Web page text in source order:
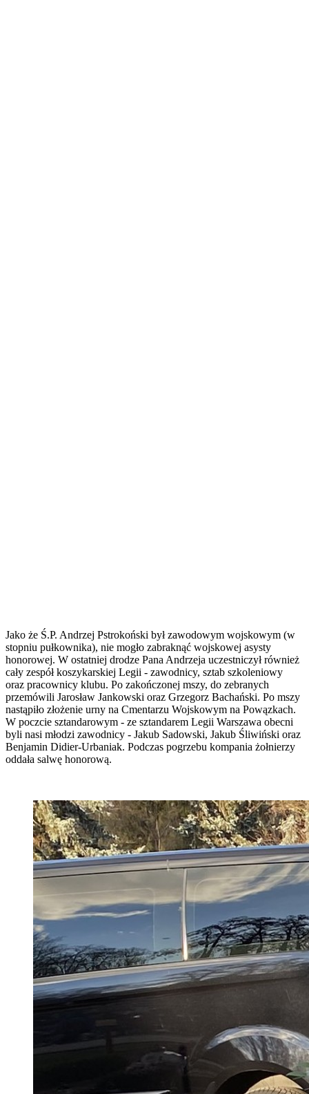
Jako że Ś.P. Andrzej Pstrokoński był zawodowym wojskowym (w
stopniu pułkownika), nie mogło zabraknąć wojskowej asysty
honorowej. W ostatniej drodze Pana Andrzeja uczestniczył również
cały zespół koszykarskiej Legii - zawodnicy, sztab szkoleniowy
oraz pracownicy klubu. Po zakończonej mszy, do zebranych
przemówili Jarosław Jankowski oraz Grzegorz Bachański. Po mszy
nastąpiło złożenie urny na Cmentarzu Wojskowym na Powązkach.
W poczcie sztandarowym - ze sztandarem Legii Warszawa obecni
byli nasi młodzi zawodnicy - Jakub Sadowski, Jakub Śliwiński oraz
Benjamin Didier-Urbaniak. Podczas pogrzebu kompania żołnierzy
oddała salwę honorową.